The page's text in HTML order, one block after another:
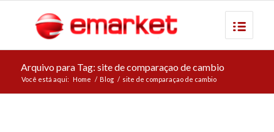
Arquivo para Tag: site de comparaçao de cambio
Você está aqui: Home / Blog / site de comparaçao de cambio